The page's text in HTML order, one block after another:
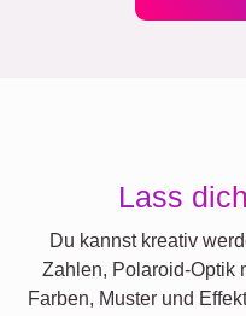
Lass
Du kannst kreativ
Zahlen, Polaroid-Optik
Farben, Muster und